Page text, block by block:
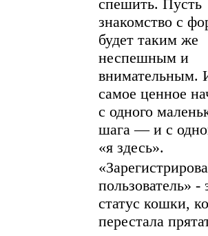
спешить. Пусть
знакомство с
будет таким же
неспешным и
внимательным.
самое ценное
с одного
шага — и с
«я здесь».
пользователь» -
статус кошки,
перестала